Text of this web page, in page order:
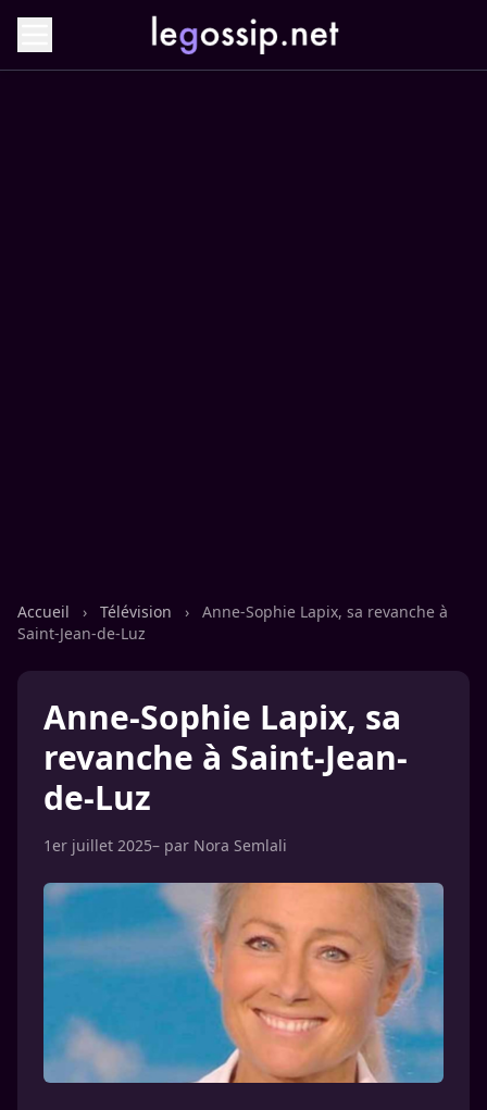
Accueil › Télévision ›
Anne-Sophie Lapix, sa revanche à
Saint-Jean-de-Luz
Anne-Sophie Lapix, sa
revanche à Saint-Jean-
de-Luz
1er juillet 2025– par Nora Semlali